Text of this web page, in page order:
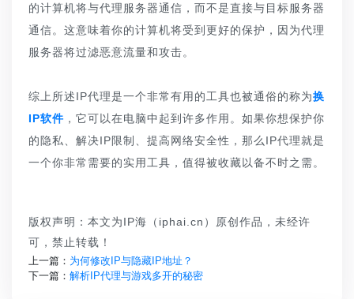
的计算机将与代理服务器通信，而不是直接与目标服务器
通信。这意味着你的计算机将受到更好的保护，因为代理
服务器将过滤恶意流量和攻击。
综上所述IP代理是一个非常有用的工具也被通俗的称为换
IP软件 ，它可以在电脑中起到许多作用。如果你想保护你
的隐私、解决IP限制、提高网络安全性，那么IP代理就是
一个你非常需要的实用工具，值得被收藏以备不时之需。
版权声明：本文为IP海（iphai.cn）原创作品，未经许
可，禁止转载！
上一篇： 为何修改IP与隐藏IP地址？
下一篇： 解析IP代理与游戏多开的秘密